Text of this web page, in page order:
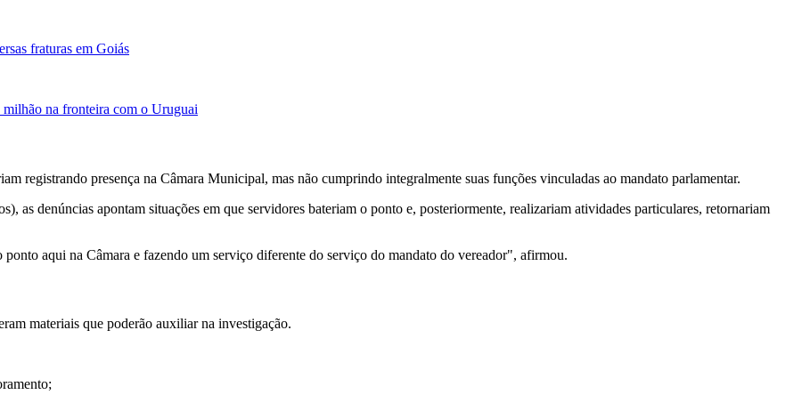
fraturas em Goiás
milhão na fronteira com o Uruguai
registrando presença na Câmara Municipal, mas não cumprindo integralmente suas funções vinculadas ao mandato parlamentar.
as denúncias apontam situações em que servidores bateriam o ponto e, posteriormente, realizariam atividades particulares, retornariam
ponto aqui na Câmara e fazendo um serviço diferente do serviço do mandato do vereador", afirmou.
materiais que poderão auxiliar na investigação.